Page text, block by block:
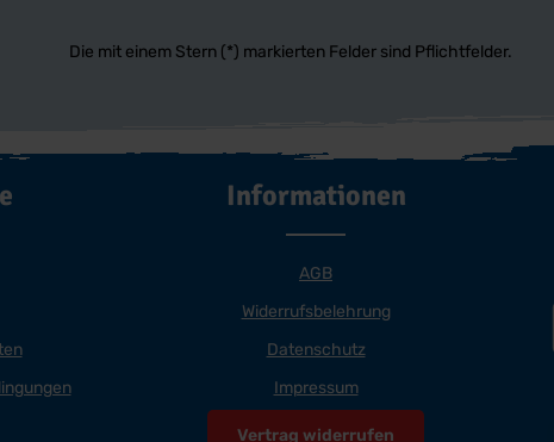
Die mit einem Stern (*) markierten Felder sind Pflichtfelder.
Informationen
AGB
Widerrufsbelehrung
Datenschutz
Impressum
Vertrag widerrufen